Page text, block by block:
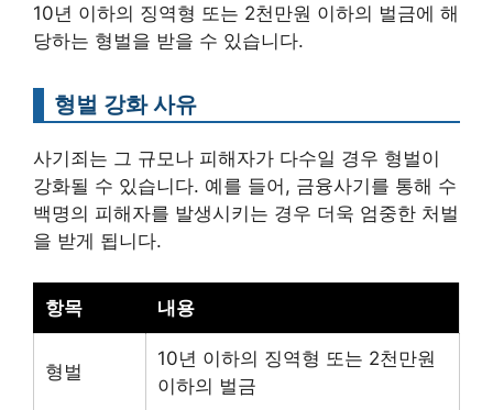
10년 이하의 징역형 또는 2천만원 이하의 벌금에 해
당하는 형벌을 받을 수 있습니다.
형벌 강화 사유
사기죄는 그 규모나 피해자가 다수일 경우 형벌이
강화될 수 있습니다. 예를 들어, 금융사기를 통해 수
백명의 피해자를 발생시키는 경우 더욱 엄중한 처벌
을 받게 됩니다.
항목 내용
형벌
10년 이하의 징역형 또는 2천만원
이하의 벌금